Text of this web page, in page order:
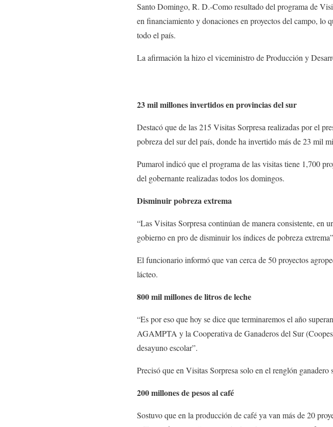
Santo Domingo, R. D.-Como resultado del programa de
en financiamiento y donaciones en proyectos del campo, lo
todo el país.
La afirmación la hizo el viceministro de Producción y
23 mil millones invertidos en provincias del sur
Destacó que de las 215 Visitas Sorpresa realizadas por el
pobreza del sur del país, donde ha invertido más de 23 mil
Pumarol indicó que el programa de las visitas tiene 1,700
del gobernante realizadas todos los domingos.
Disminuir pobreza extrema
“Las Visitas Sorpresa continúan de manera consistente, en
gobierno en pro de disminuir los índices de pobreza
El funcionario informó que van cerca de 50 proyectos
lácteo.
800 mil millones de litros de leche
“Es por eso que hoy se dice que terminaremos el año
AGAMPTA y la Cooperativa de Ganaderos del Sur
desayuno escolar”.
Precisó que en Visitas Sorpresa solo en el renglón
200 millones de pesos al café
Sostuvo que en la producción de café ya van más de 20